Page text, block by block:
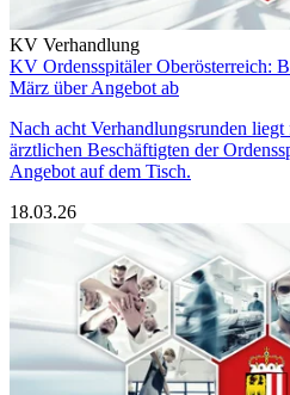
KV Verhandlung
KV Ordensspitäler Oberösterreich:
März über Angebot ab
Nach acht Verhandlungsrunden
ärztlichen Beschäftigten der
Angebot auf dem Tisch.
18.03.26